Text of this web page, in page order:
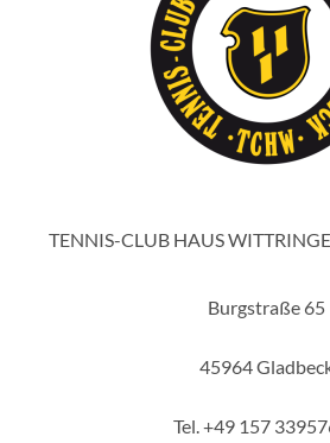
TENNIS-CLUB HAUS
Burgstraße 65
45964
Tel. +49 157